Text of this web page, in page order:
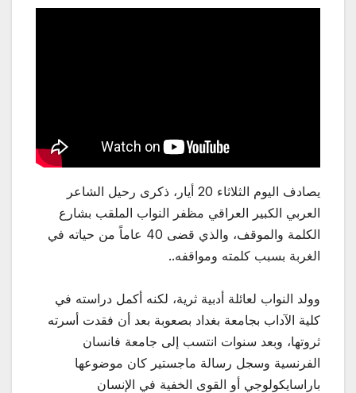
يصادف اليوم الثلاثاء 20 أيار، ذكرى رحيل الشاعر
العربي الكبير العراقي مظفر النواب الملقب بشارع
الكلمة والموقف، والذي قضى 40 عاماً من حياته في
الغربة بسبب كلمته ومواقفه..
وولد النواب لعائلة أدبية ثرية، لكنه أكمل دراسته في
كلية الآداب بجامعة بغداد بصعوبة بعد أن فقدت أسرته
ثروتها، وبعد سنوات انتسب إلى جامعة فانسان
الفرنسية وسجل رسالة ماجستير كان موضوعها
باراسايكولوجي أو القوى الخفية في الإنسان